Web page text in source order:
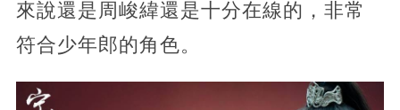
來說還是周峻緯還是十分在線的，非常
符合少年郎的角色。